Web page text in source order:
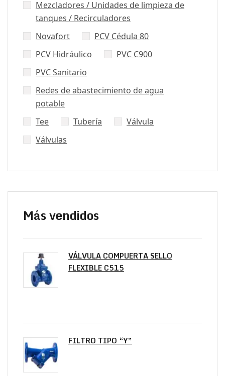
Mezcladores / Unidades de limpieza de
tanques / Recirculadores
Novafort
PCV Cédula 80
PCV Hidráulico
PVC C900
PVC Sanitario
Redes de abastecimiento de agua
potable
Tee
Tubería
Válvula
Válvulas
Más vendidos
VÁLVULA COMPUERTA SELLO
FLEXIBLE C515
FILTRO TIPO “Y”